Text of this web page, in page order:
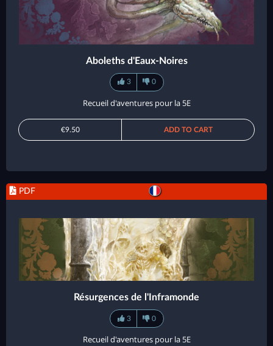
Aboleths d'Eaux-Noires
3 0
Recueil d'aventures pour la 5E
€9.50 ADD TO CART
PDF
Résurgences de l'Inframonde
3 0
Recueil d'aventures pour la 5E